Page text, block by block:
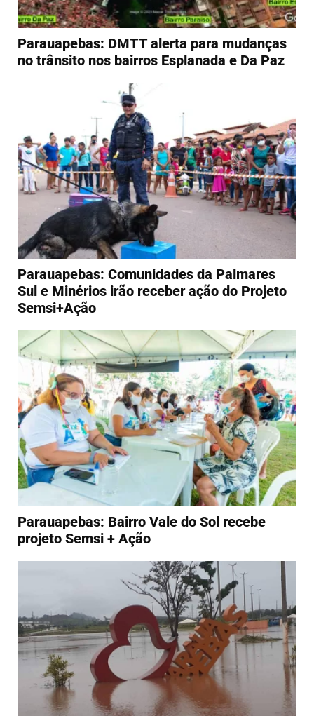
Parauapebas: DMTT alerta para mudanças
no trânsito nos bairros Esplanada e Da Paz
Parauapebas: Comunidades da Palmares
Sul e Minérios irão receber ação do Projeto
Semsi+Ação
Parauapebas: Bairro Vale do Sol recebe
projeto Semsi + Ação